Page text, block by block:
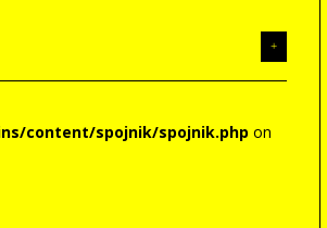
content/spojnik/spojnik.php on